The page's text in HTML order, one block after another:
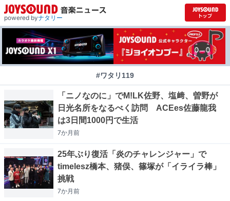
powered byナタリー
#ワタリ119
「ニノなのに」でM!LK佐野、塩﨑、曽野が
日光名所をなるべく訪問 ACEes佐藤龍我
は3日間1000円で生活
7か月前
25年ぶり復活「炎のチャレンジャー」で
timelesz橋本、猪俣、篠塚が「イライラ棒」
挑戦
7か月前